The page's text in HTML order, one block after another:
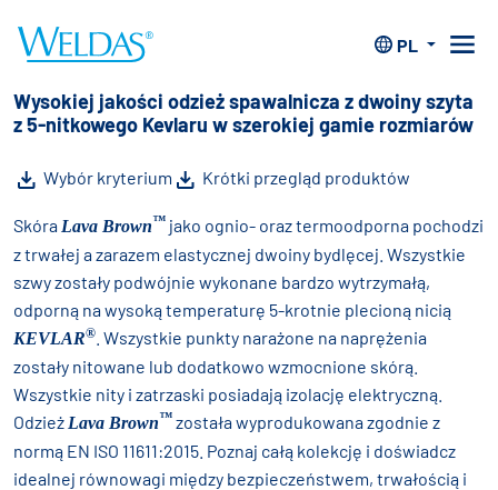
PL
Home
UbraniaLava Brown
Wysokiej jakości odzież spawalnicza z dwoiny szyta
z 5-nitkowego Kevlaru w szerokiej gamie rozmiarów
Wybór kryterium Krótki przegląd produktów
Skóra Lava Brown™ jako ognio- oraz termoodporna pochodzi
z trwałej a zarazem elastycznej dwoiny bydlęcej. Wszystkie
szwy zostały podwójnie wykonane bardzo wytrzymałą,
odporną na wysoką temperaturę 5-krotnie plecioną nicią
KEVLAR® . Wszystkie punkty narażone na naprężenia
zostały nitowane lub dodatkowo wzmocnione skórą.
Wszystkie nity i zatrzaski posiadają izolację elektryczną.
Odzież Lava Brown™ została wyprodukowana zgodnie z
normą EN ISO 11611:2015. Poznaj całą kolekcję i doświadcz
idealnej równowagi między bezpieczeństwem, trwałością i